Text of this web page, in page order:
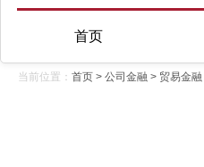
首页
当前位置： 首页 > 公司金融 > 贸易金融